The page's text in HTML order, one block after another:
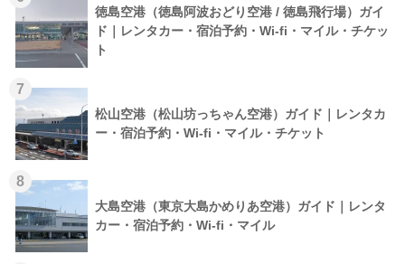
徳島空港（徳島阿波おどり空港 / 徳島飛行場）ガイ
ド｜レンタカー・宿泊予約・Wi-fi・マイル・チケッ
ト
7
松山空港（松山坊っちゃん空港）ガイド｜レンタカ
ー・宿泊予約・Wi-fi・マイル・チケット
8
大島空港（東京大島かめりあ空港）ガイド｜レンタ
カー・宿泊予約・Wi-fi・マイル